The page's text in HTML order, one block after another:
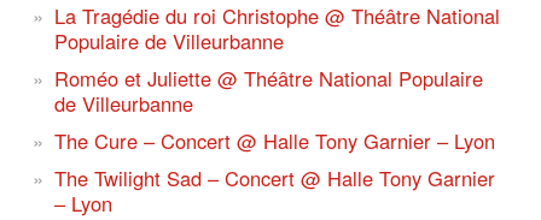
La Tragédie du roi Christophe @ Théâtre National
Populaire de Villeurbanne
Roméo et Juliette @ Théâtre National Populaire
de Villeurbanne
The Cure – Concert @ Halle Tony Garnier – Lyon
The Twilight Sad – Concert @ Halle Tony Garnier
– Lyon